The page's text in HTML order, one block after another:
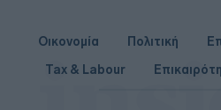
Οικονομία Πολιτική
Tax & Labour